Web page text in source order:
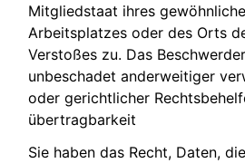
Mitgliedstaat ihres
Arbeitsplatzes oder des Orts
Verstoßes zu. Das
unbeschadet anderweitiger
oder gerichtlicher
übertrag­barkeit
Sie haben das Recht, Daten,